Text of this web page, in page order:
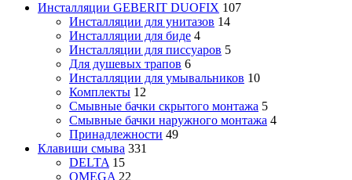
Инсталляции GEBERIT DUOFIX 107
Инсталляции для унитазов 14
Инсталляции для биде 4
Инсталляции для писсуаров 5
Для душевых трапов 6
Инсталляции для умывальников 10
Комплекты 12
Смывные бачки скрытого монтажа 5
Смывные бачки наружного монтажа 4
Принадлежности 49
Клавиши смыва 331
DELTA 15
OMEGA 22